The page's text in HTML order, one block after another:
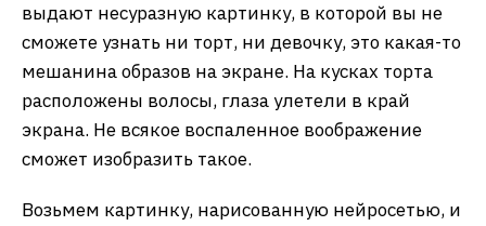
выдают несуразную картинку, в которой вы не
сможете узнать ни торт, ни девочку, это какая-то
мешанина образов на экране. На кусках торта
расположены волосы, глаза улетели в край
экрана. Не всякое воспаленное воображение
сможет изобразить такое.
Возьмем картинку, нарисованную нейросетью, и